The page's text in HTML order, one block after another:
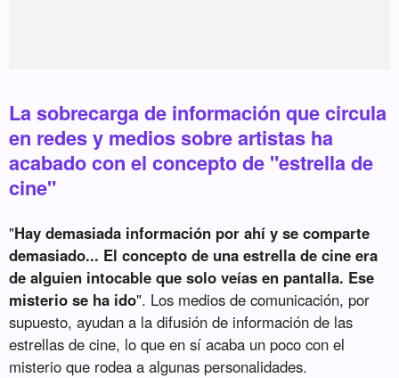
La sobrecarga de información que circula
en redes y medios sobre artistas ha
acabado con el concepto de "estrella de
cine"
"Hay demasiada información por ahí y se comparte
demasiado... El concepto de una estrella de cine era
de alguien intocable que solo veías en pantalla. Ese
misterio se ha ido". Los medios de comunicación, por
supuesto, ayudan a la difusión de información de las
estrellas de cine, lo que en sí acaba un poco con el
misterio que rodea a algunas personalidades.